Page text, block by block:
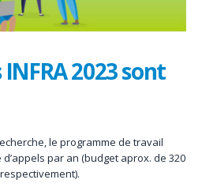
INFRA 2023 sont
le programme de travail
par an (budget aprox. de 320